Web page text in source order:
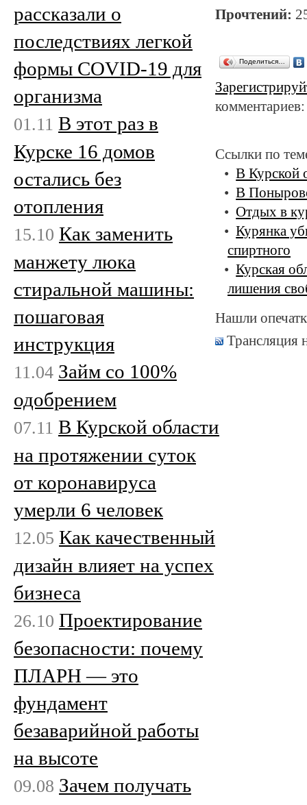
Прочтений:
Поделиться…
Ссылки по
В Курской
В
Отдых в
Курянка
спиртного
Курская
лишения
Нашли
Трансляция
рассказали о
последствиях легкой
формы COVID-19 для
организма
01.11 В этот раз в
Курске 16 домов
остались без
отопления
15.10 Как заменить
манжету люка
стиральной машины:
пошаговая
инструкция
11.04 Займ со 100%
одобрением
07.11 В Курской области
на протяжении суток
от коронавируса
умерли 6 человек
12.05 Как качественный
дизайн влияет на успех
бизнеса
26.10 Проектирование
безопасности: почему
ПЛАРН — это
фундамент
безаварийной работы
на высоте
09.08 Зачем получать